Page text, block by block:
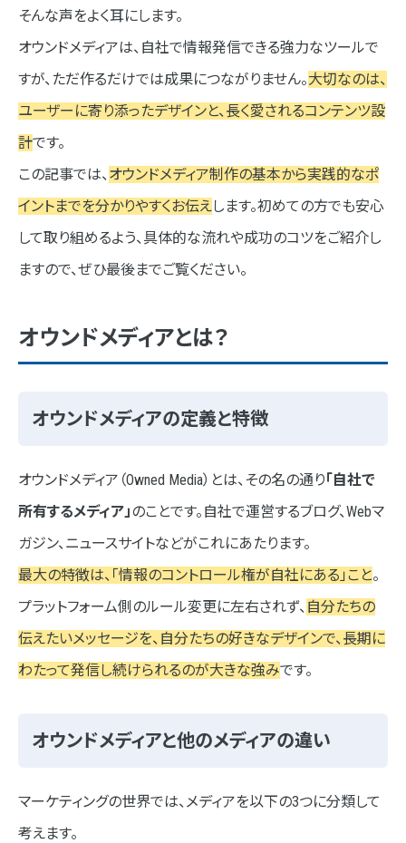
③顧客との関係構築
STEP1 目的設定とターゲットの明確化
STEP3 サイト設計とデザイン
オウンドメディア制作会社の選び方
②コミュニケーションの質
オウンドメディアの運用と改善について
コンテンツの更新と改善
ネオインデックスのオウンドメディア制作実績
PFP様
そんな声をよく耳にします。
オウンドメディアは、自社で情報発信できる強力なツールで
すが、ただ作るだけでは成果につながりません。大切なのは、
ユーザーに寄り添ったデザインと、長く愛されるコンテンツ設
計です。
この記事では、オウンドメディア制作の基本から実践的なポ
イントまでを分かりやすくお伝えします。初めての方でも安心
して取り組めるよう、具体的な流れや成功のコツをご紹介し
ますので、ぜひ最後までご覧ください。
オウンドメディアとは？
オウンドメディアの定義と特徴
オウンドメディア（Owned Media）とは、その名の通り「自社で
所有するメディア」 のことです。自社で運営するブログ、Webマ
ガジン、ニュースサイトなどがこれにあたります。
最大の特徴は、「情報のコントロール権が自社にある」こと。
プラットフォーム側のルール変更に左右されず、 自分たちの
伝えたいメッセージを、自分たちの好きなデザインで、長期に
わたって発信し続けられるのが大きな強みです。
オウンドメディアと他のメディアの違い
マーケティングの世界では、メディアを以下の3つに分類して
考えます。